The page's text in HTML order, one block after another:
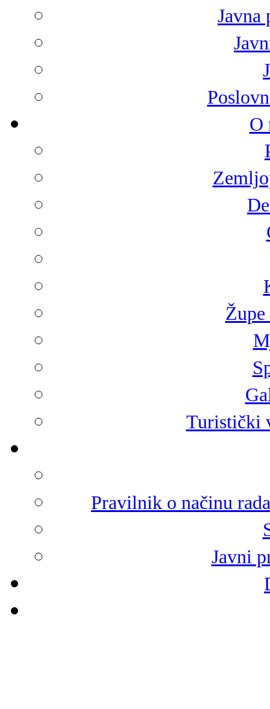
Javna
O
Turistički
Pravilnik o načinu
Javni